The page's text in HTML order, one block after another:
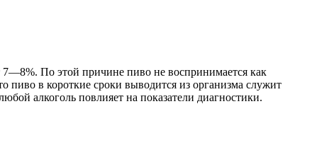
7—8%. По этой причине пиво не воспринимается как
пиво в короткие сроки выводится из организма служит
алкоголь повлияет на показатели диагностики.